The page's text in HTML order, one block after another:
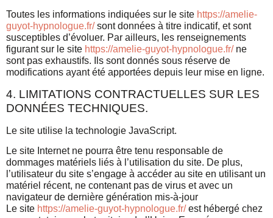
Toutes les informations indiquées sur le site https://amelie-
guyot-hypnologue.fr/sont données à titre indicatif, et sont
susceptibles d’évoluer. Par ailleurs, les renseignements
figurant sur le site https://amelie-guyot-hypnologue.fr/ne
sont pas exhaustifs. Ils sont donnés sous réserve de
modifications ayant été apportées depuis leur mise en ligne.
4. LIMITATIONS CONTRACTUELLES SUR LES
DONNÉES TECHNIQUES.
Le site utilise la technologie JavaScript.
Le site Internet ne pourra être tenu responsable de
dommages matériels liés à l’utilisation du site. De plus,
l’utilisateur du site s’engage à accéder au site en utilisant un
matériel récent, ne contenant pas de virus et avec un
navigateur de dernière génération mis-à-jour
Le site https://amelie-guyot-hypnologue.fr/est hébergé chez